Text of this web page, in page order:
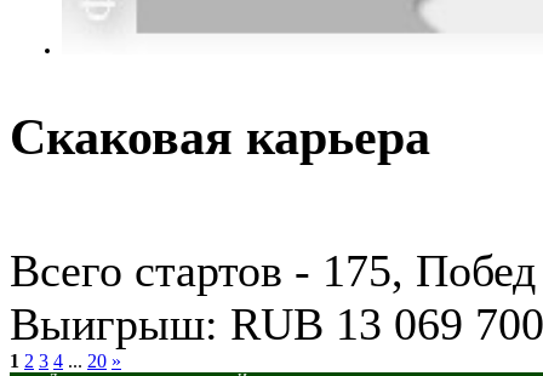
Скаковая карьера
Всего стартов - 175,
Выигрыш: RUB 13 069 700
1 2 3 4 ... 20 »